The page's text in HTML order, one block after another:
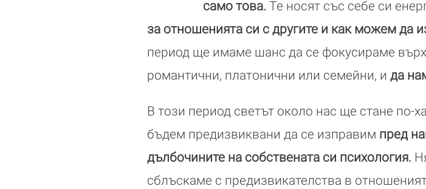
само това. Те носят със себе си
за отношенията си с другите и как можем да
период ще имаме шанс да се фокусираме
романтични, платонични или семейни, и да
В този период светът около нас ще стане по-
бъдем предизвиквани да се изправим пред
дълбочините на собствената си психология.
сблъскаме с предизвикателства в